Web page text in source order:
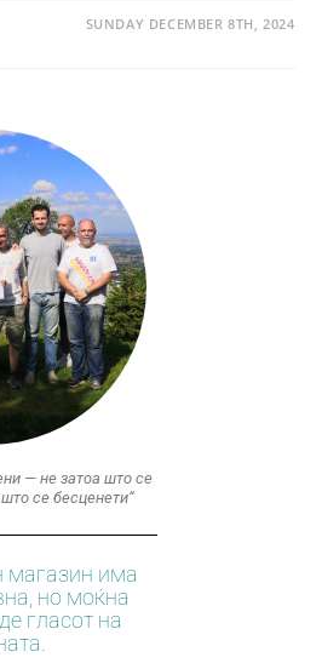
SUNDAY DECEMBER 8TH, 2024
— не затоа што се
се бесценети“
магазин има
но моќна
гласот на